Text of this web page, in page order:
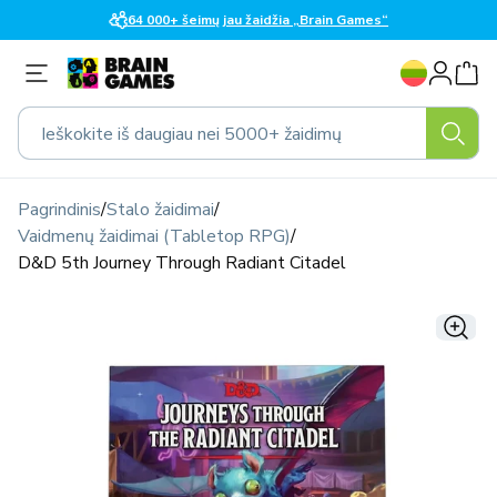
turinį
64 000+ šeimų jau žaidžia „Brain Games“
Ieškokite iš daugiau nei 5000+ žaidimų
K
a
b
Prisijungti
Pagrindinis/Stalo žaidimai/
Vaidmenų žaidimai (Tabletop RPG)/
D&D 5th Journey Through Radiant Citadel